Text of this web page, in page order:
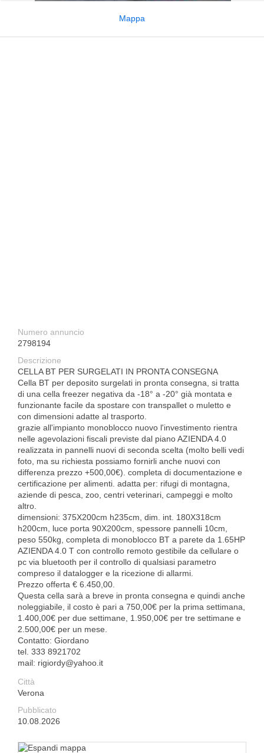
Mappa
Numero annuncio
2798194
Descrizione
CELLA BT PER SURGELATI IN PRONTA CONSEGNA
Cella BT per deposito surgelati in pronta consegna, si tratta
di una cella freezer negativa da -18° a -20° già montata e
funzionante facile da spostare con transpallet o muletto e
con dimensioni adatte al trasporto.
grazie all'impianto monoblocco nuovo l'investimento rientra
nelle agevolazioni fiscali previste dal piano AZIENDA 4.0
realizzata in pannelli nuovi di seconda scelta (molto belli vedi
foto, ma su richiesta possiamo fornirli anche nuovi con
differenza prezzo +500,00€). completa di documentazione e
certificazione per alimenti. adatta per: rifugi di montagna,
aziende di pesca, zoo, centri veterinari, campeggi e molto
altro.
dimensioni: 375X200cm h235cm, dim. int. 180X318cm
h200cm, luce porta 90X200cm, spessore pannelli 10cm,
peso 550kg, completa di monoblocco BT a parete da 1.65HP
AZIENDA 4.0 T con controllo remoto gestibile da cellulare o
pc via bluetooth per il controllo di qualsiasi parametro
compreso il datalogger e la ricezione di allarmi.
Prezzo offerta € 6.450,00.
Questa cella sarà a breve in pronta consegna e quindi anche
noleggiabile, il costo è pari a 750,00€ per la prima settimana,
1.400,00€ per due settimane, 1.950,00€ per tre settimane e
2.500,00€ per un mese.
Contatto: Giordano
tel. 333 8921702
mail: rigiordy@yahoo.it
Città
Verona
Pubblicato
10.08.2026